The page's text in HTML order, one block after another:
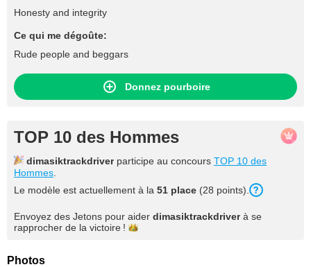
Honesty and integrity
Ce qui me dégoûte:
Rude people and beggars
Donnez pourboire
TOP 10 des Hommes
dimasiktrackdriver participe au concours TOP 10 des
Hommes
Le modèle est actuellement à la 51 place (28 points).
Envoyez des Jetons pour aider dimasiktrackdriver à se
rapprocher de la victoire !
Photos